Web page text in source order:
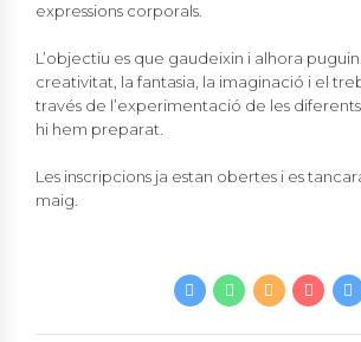
expressions corporals.
L’objectiu es que gaudeixin i alhora
creativitat, la fantasia, la imaginació i el
través de l’experimentació de les
hi hem preparat.
Les inscripcions ja estan obertes i es
maig.